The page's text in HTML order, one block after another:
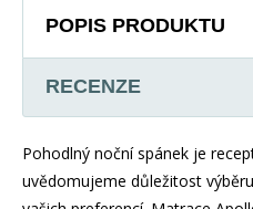
POPIS PRODUKTU
RECENZE
Pohodlný noční spánek je
uvědomujeme důležitost